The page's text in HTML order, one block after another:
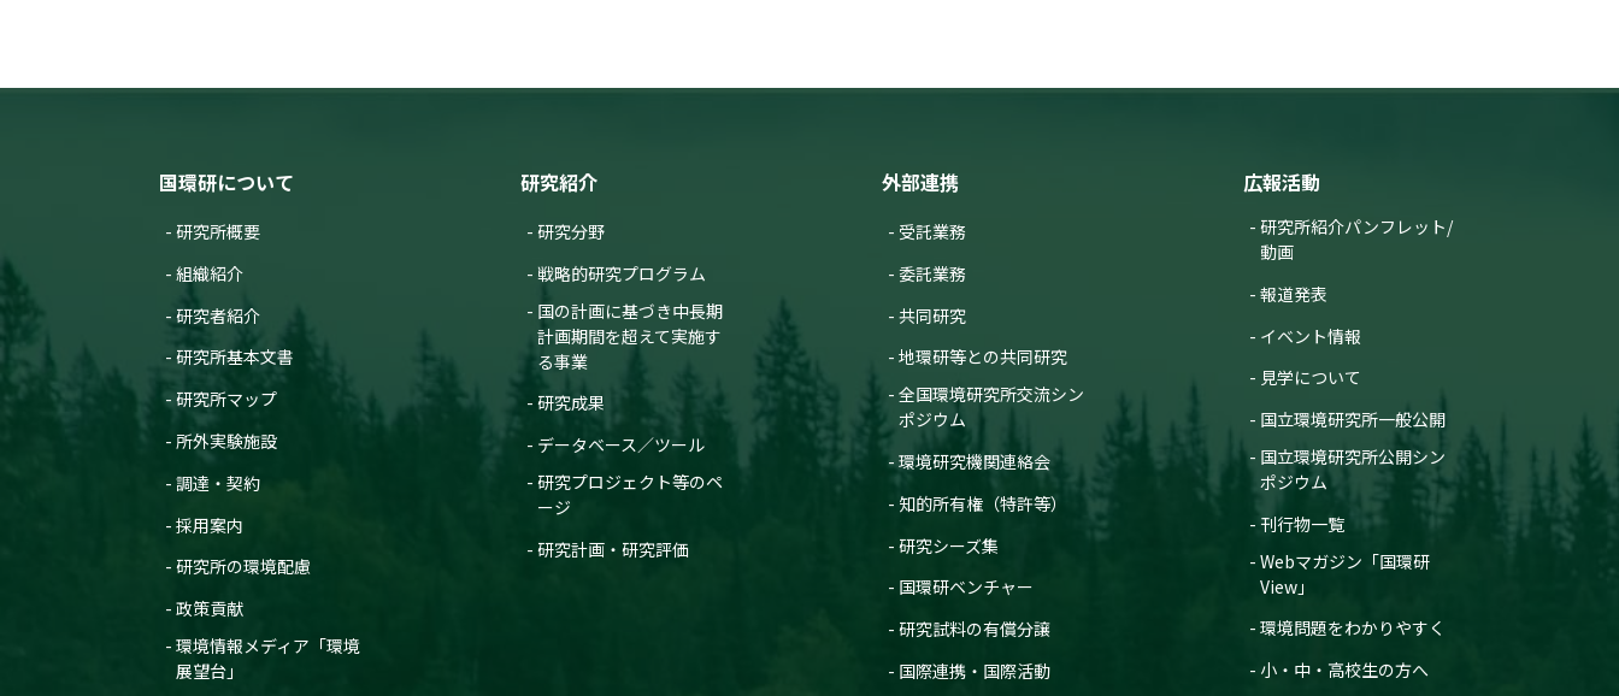
国環研について
研究所概要
組織紹介
研究者紹介
研究所基本文書
研究所マップ
所外実験施設
調達・契約
採用案内
研究所の環境配慮
政策貢献
環境情報メディア「環境
展望台」
研究紹介
研究分野
戦略的研究プログラム
国の計画に基づき中長期
計画期間を超えて実施す
る事業
研究成果
データベース／ツール
研究プロジェクト等のペ
ージ
研究計画・研究評価
外部連携
受託業務
委託業務
共同研究
地環研等との共同研究
全国環境研究所交流シン
ポジウム
環境研究機関連絡会
知的所有権（特許等）
研究シーズ集
国環研ベンチャー
研究試料の有償分譲
国際連携・国際活動
広報活動
研究所紹介パンフレット/
動画
報道発表
イベント情報
見学について
国立環境研究所一般公開
国立環境研究所公開シン
ポジウム
刊行物一覧
Webマガジン「国環研
View」
環境問題をわかりやすく
小・中・高校生の方へ